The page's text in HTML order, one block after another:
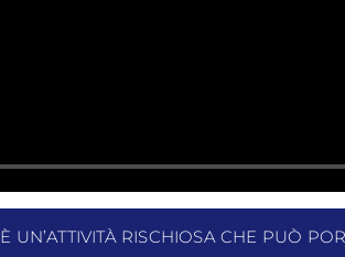
UN’ATTIVITÀ RISCHIOSA CHE PUÒ